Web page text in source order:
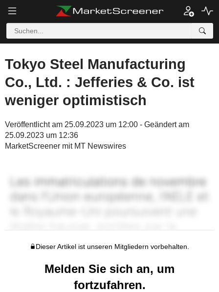
Tokyo Steel Manufacturing
Co., Ltd. : Jefferies & Co. ist
weniger optimistisch
Veröffentlicht am 25.09.2023 um 12:00 - Geändert am
25.09.2023 um 12:36
MarketScreener mit MT Newswires
Dieser Artikel ist unseren Mitgliedern vorbehalten.
Melden Sie sich an, um
fortzufahren.